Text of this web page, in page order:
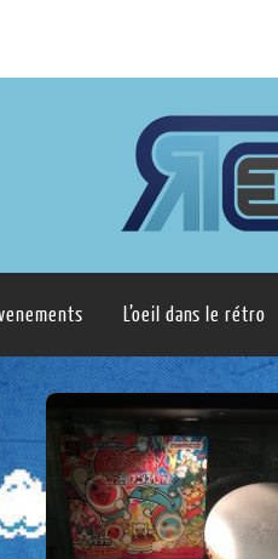
L’oeil dans le rétro